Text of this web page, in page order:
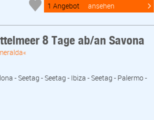
1 Angebot ansehen
8 Tage ab/an Savona
- Seetag - Seetag - Ibiza - Seetag - Palermo -